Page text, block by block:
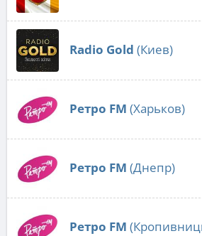
Radio Gold (Киев)
Ретро FM (Харьков)
Ретро FM (Днепр)
Ретро FM